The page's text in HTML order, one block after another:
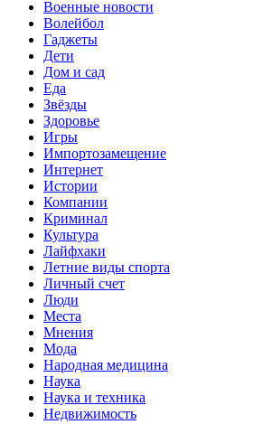
Военные новости
Волейбол
Гаджеты
Дети
Дом и сад
Еда
Звёзды
Здоровье
Игры
Импортозамещение
Интернет
Истории
Компании
Криминал
Культура
Лайфхаки
Летние виды спорта
Личный счет
Люди
Места
Мнения
Мода
Народная медицина
Наука
Наука и техника
Недвижимость